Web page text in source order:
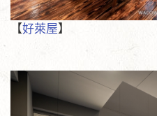
【好萊屋】